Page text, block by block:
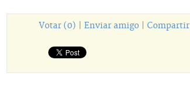
Votar (0) Enviar amigo Compartir